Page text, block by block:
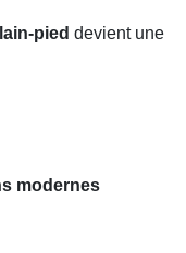
pied devient une
modernes